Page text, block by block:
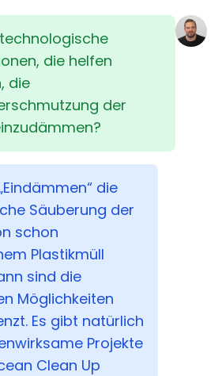
die helfen
die
der
die
Säuberung der
schon
Plastikmüll
sind die
Möglichkeiten
Es gibt natürlich
Projekte
Clean Up